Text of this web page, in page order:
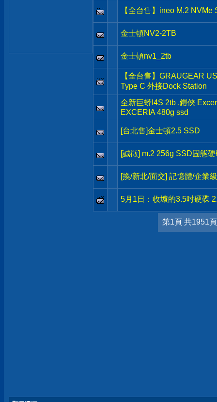
【全台售】ineo M.2
金士頓NV2-2TB
金士頓nv1_2tb
【全台售】GRAUGEAR
Type C 外接Dock Station
全新巨蟒I4S 2tb ,鎧俠
EXCERIA 480g ssd
[台北售]金士頓2.5 SSD
[誠徵] m.2 256g SSD固態
[換/新北/面交] 記憶體/企業
5月1日：收壞的3.5吋硬碟
第1頁 共1951頁